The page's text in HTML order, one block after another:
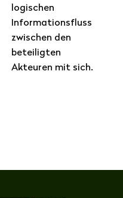
logischen
Informationsfluss
zwischen den
beteiligten
Akteuren mit sich.